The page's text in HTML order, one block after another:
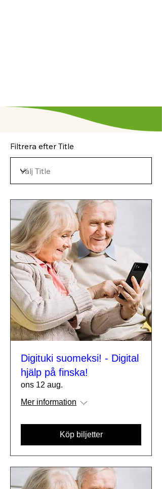
Filtrera efter Title
Digituki suomeksi! - Digital
hjälp på finska!
ons 12 aug.
Mer information
Köp biljetter